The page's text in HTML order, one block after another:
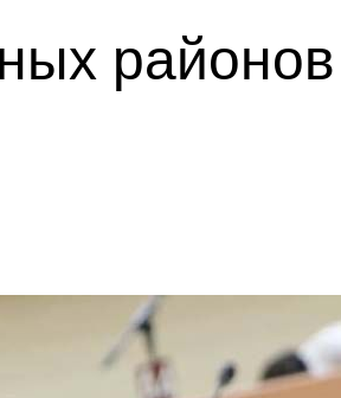
районов